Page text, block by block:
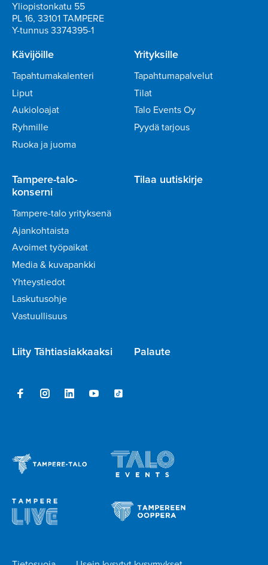
Yliopistonkatu 55
PL 16, 33101 TAMPERE
Y-tunnus 3374395-1
Kävijöille
Tapahtumakalenteri
Liput
Aukioloajat
Ryhmille
Ruoka ja juoma
Yrityksille
Tapahtumapalvelut
Tilat
Talo Events Oy
Pyydä tarjous
Tampere-talo-
konserni
Tampere-talo yrityksenä
Ajankohtaista
Avoimet työpaikat
Media & kuvapankki
Yhteystiedot
Laskutusohje
Vastuullisuus
Tilaa uutiskirje
Liity Tähtiasiakkaaksi Palaute